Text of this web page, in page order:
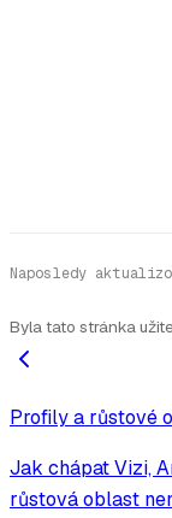
Naposledy
Byla tato stránka
Profily a růstové
Jak chápat Vizi,
růstová oblast